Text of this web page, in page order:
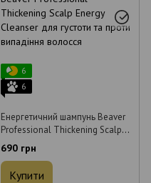
6
6
Енергетичний шампунь Beaver
Professional Thickening Scalp
Energy Cleanser для густоти та
проти випадіння волосся 298
мл
690 грн
Купити